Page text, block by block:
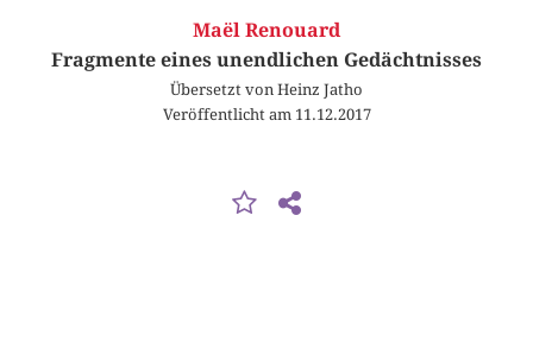
Maël Renouard
Fragmente eines unendlichen Gedächtnisses
Übersetzt von Heinz Jatho
Veröffentlicht am 11.12.2017